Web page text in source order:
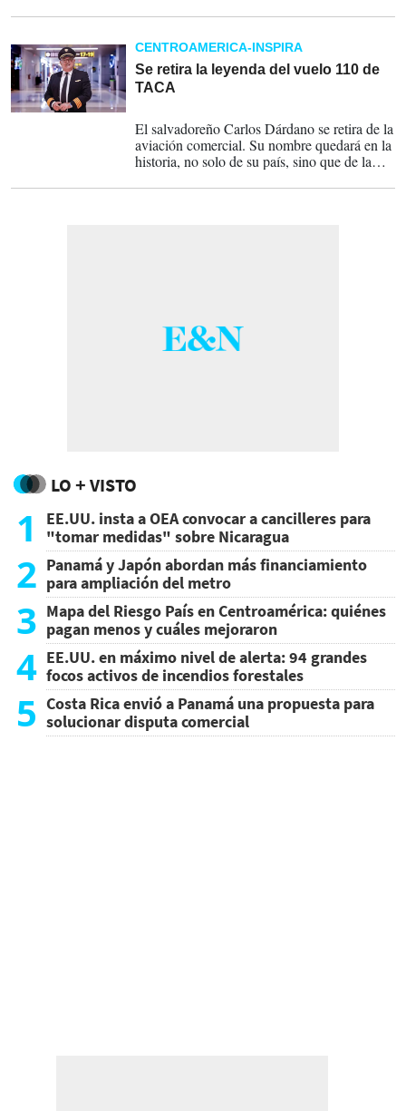
CENTROAMERICA-INSPIRA
Se retira la leyenda del vuelo 110 de
TACA
El salvadoreño Carlos Dárdano se retira de la
aviación comercial. Su nombre quedará en la
historia, no solo de su país, sino que de la
aéreo que se registró el 24 de mayo de 1988.
LO + VISTO
1
EE.UU. insta a OEA convocar a cancilleres para
"tomar medidas" sobre Nicaragua
2 Panamá y Japón abordan más financiamiento
para ampliación del metro
3 Mapa del Riesgo País en Centroamérica: quiénes
pagan menos y cuáles mejoraron
4 EE.UU. en máximo nivel de alerta: 94 grandes
focos activos de incendios forestales
5 Costa Rica envió a Panamá una propuesta para
solucionar disputa comercial